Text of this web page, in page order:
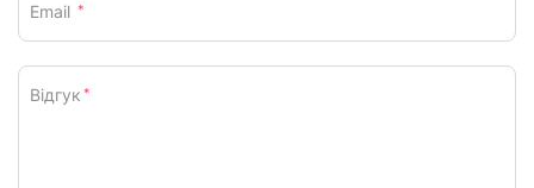
Email *
Відгук *